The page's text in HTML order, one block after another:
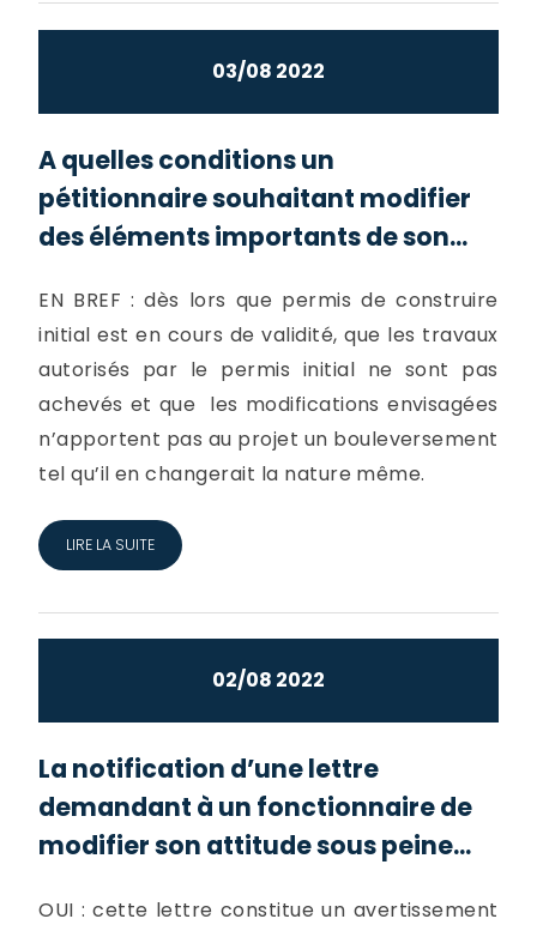
03/08 2022
A quelles conditions un
pétitionnaire souhaitant modifier
des éléments importants de son...
EN BREF : dès lors que permis de construire
initial est en cours de validité, que les travaux
autorisés par le permis initial ne sont pas
achevés et que les modifications envisagées
n’apportent pas au projet un bouleversement
tel qu’il en changerait la nature même.
LIRE LA SUITE
02/08 2022
La notification d’une lettre
demandant à un fonctionnaire de
modifier son attitude sous peine...
OUI : cette lettre constitue un avertissement